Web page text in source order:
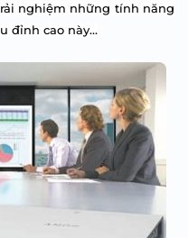
nghiệm những tính năng
đỉnh cao này…